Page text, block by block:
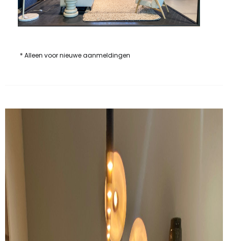
* Alleen voor nieuwe aanmeldingen